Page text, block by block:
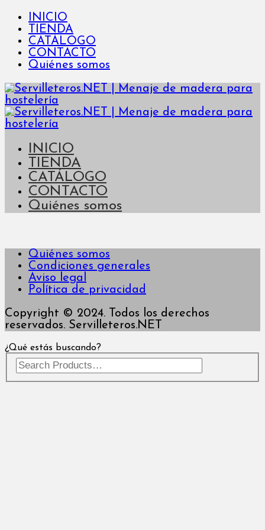
INICIO
TIENDA
CATÁLOGO
CONTACTO
Quiénes somos
INICIO
TIENDA
CATÁLOGO
CONTACTO
Quiénes somos
Quiénes somos
Condiciones generales
Aviso legal
Política de privacidad
Copyright © 2024. Todos los derechos
reservados. Servilleteros.NET
¿Qué estás buscando?